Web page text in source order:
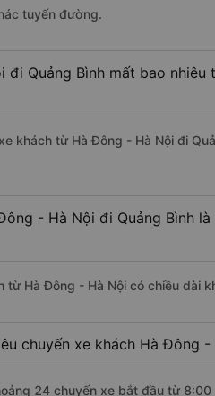
tuyến đường.
đi Quảng Bình mất bao
khách từ Hà Đông - Hà Nội đi
- Hà Nội đi Quảng Bình
từ Hà Đông - Hà Nội có chiều dài
chuyến xe khách Hà Đông -
24 chuyến xe bắt đầu từ